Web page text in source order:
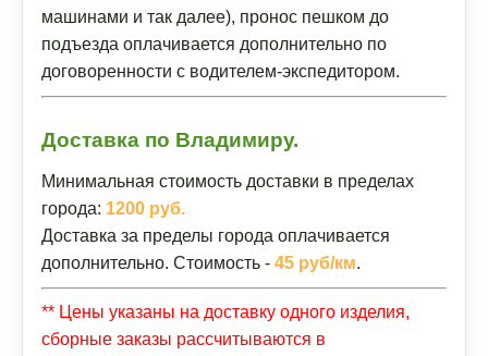
машинами и так далее), пронос пешком до
подъезда оплачивается дополнительно по
договоренности с водителем-экспедитором.
Доставка по Владимиру.
Минимальная стоимость доставки в пределах
города: 1200 руб.
Доставка за пределы города оплачивается
дополнительно. Стоимость - 45 руб/км.
** Цены указаны на доставку одного изделия,
сборные заказы рассчитываются в